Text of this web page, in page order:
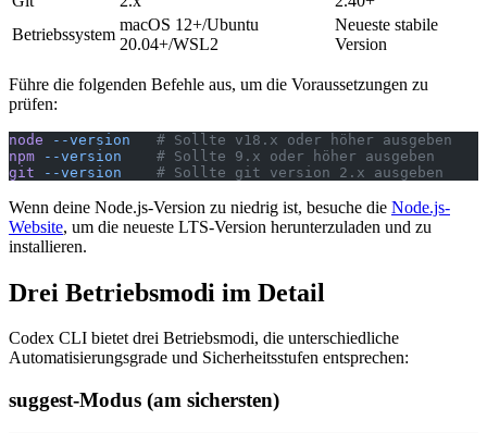
Betriebssystem
macOS 12+/Ubuntu
20.04+/WSL2
Neueste stabile
Version
Führe die folgenden Befehle aus, um die Voraussetzungen zu
prüfen:
node --version
   # Sollte v18.x oder höher ausgeben
npm --version
    # Sollte 9.x oder höher ausgeben
git --version
    # Sollte git version 2.x ausgeben
Wenn deine Node.js-Version zu niedrig ist, besuche die Node.js-
Website, um die neueste LTS-Version herunterzuladen und zu
installieren.
Drei Betriebsmodi im Detail
Codex CLI bietet drei Betriebsmodi, die unterschiedliche
Automatisierungsgrade und Sicherheitsstufen entsprechen:
suggest-Modus (am sichersten)